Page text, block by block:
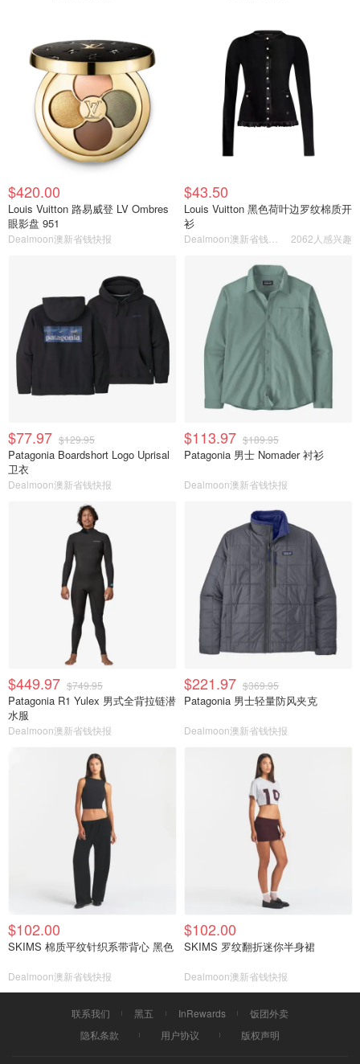
$420.00
Louis Vuitton 路易威登 LV Ombres
眼影盘 951
Dealmoon澳新省钱快报
$43.50
Louis Vuitton 黑色荷叶边罗纹棉质开
衫
2062人感兴趣
$77.97 $129.95
Patagonia Boardshort Logo Uprisal
卫衣
Dealmoon澳新省钱快报
$113.97 $189.95
Patagonia 男士 Nomader 衬衫
Dealmoon澳新省钱快报
$449.97 $749.95
Patagonia R1 Yulex 男式全背拉链潜
水服
Dealmoon澳新省钱快报
$221.97 $369.95
Patagonia 男士轻量防风夹克
Dealmoon澳新省钱快报
$102.00
SKIMS 棉质平纹针织系带背心 黑色
Dealmoon澳新省钱快报
$102.00
SKIMS 罗纹翻折迷你半身裙
Dealmoon澳新省钱快报
联系我们 黑五 InRewards
饭团外卖
隐私条款
用户协议 版权声明